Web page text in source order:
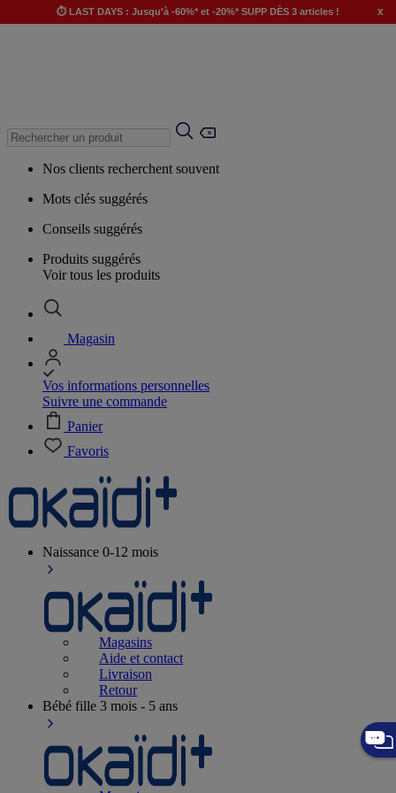
⏱️ LAST DAYS : Jusqu'à -60%* et -20%* SUPP DÈS 3 articles ! x
Nos clients recherchent souvent
Mots clés suggérés
Conseils suggérés
Produits suggérés
Voir tous les produits
Magasin
Vos informations personnelles
Suivre une commande
Panier
Favoris
Naissance 0-12 mois
Magasins
Aide et contact
Livraison
Retour
Bébé fille 3 mois - 5 ans